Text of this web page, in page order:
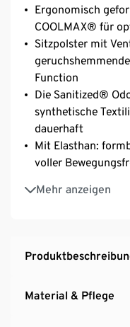
Ergonomisch
COOLMAX® für
Sitzpolster mit
Function
Die Sanitized®
synthetische
dauerhaft
Mit Elasthan:
voller
Mehr anzeigen
Ergonomische
Komfortbund und
Elastisches
und optimale
Material & Pflege